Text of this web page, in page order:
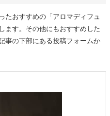
たおすすめの「アロマディフュ
ます。その他にもおすすめした
事の下部にある投稿フォームか